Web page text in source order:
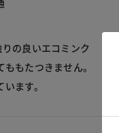
の良いエコミンク
もたつきません。
ます。